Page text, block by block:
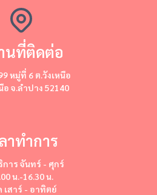
นที่ติดต่อ
หมู่ที่ 6 ต.วังเหนือ
อ จ.ลำปาง 52140
าทำการ
การ จันทร์ - ศุกร์
น.-16.30 น.
เสาร์ - อาทิตย์